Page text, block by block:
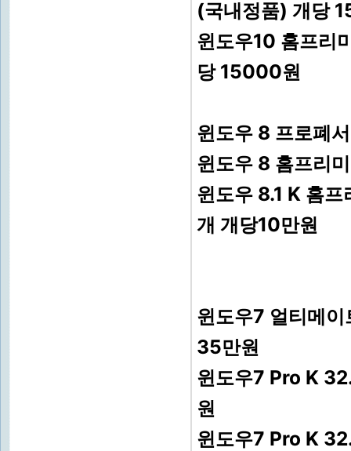
(국내정품) 개당
윈도우10 홈프리
당 15000원
윈도우 8 프로폐
윈도우 8 홈프리
윈도우 8.1 K 홈
개 개당10만원
윈도우7 얼티메
35만원
윈도우7 Pro K
원
윈도우7 Pro K